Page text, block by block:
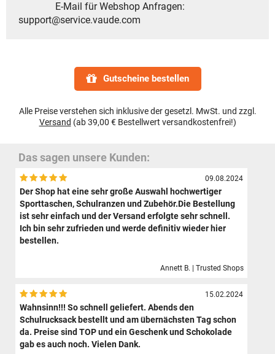
E-Mail für Webshop Anfragen:
support@service.vaude.com
Gutscheine bestellen
Alle Preise verstehen sich inklusive der gesetzl. MwSt. und zzgl.
Versand (ab 39,00 € Bestellwert versandkostenfrei!)
Das sagen unsere Kunden:
09.08.2024
Der Shop hat eine sehr große Auswahl hochwertiger
Sporttaschen, Schulranzen und Zubehör.Die Bestellung
ist sehr einfach und der Versand erfolgte sehr schnell.
Ich bin sehr zufrieden und werde definitiv wieder hier
bestellen.
Annett B. | Trusted Shops
15.02.2024
Wahnsinn!!! So schnell geliefert. Abends den
Schulrucksack bestellt und am übernächsten Tag schon
da. Preise sind TOP und ein Geschenk und Schokolade
gab es auch noch. Vielen Dank.